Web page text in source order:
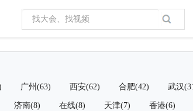
广州(63) 西安(62) 合肥(42) 武汉
济南(8) 在线(8) 天津(7) 香港(6)